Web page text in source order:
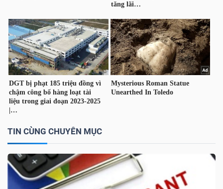
TIN CÙNG CHUYÊN MỤC
ĐÔNG
DƯƠNG
CHÍNH
PHÂN
TÍCH